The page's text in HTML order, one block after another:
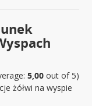
5,00out of 5)
żółwi na wyspie